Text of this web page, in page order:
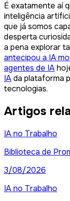
É exatamente aí
inteligência
que já somos
desperta
a pena explorar
antecipou a IA
agentes de IA
IAda plataforma
tecnologias.
Artigos
IA no Trabalho
Biblioteca de
3/08/2026
IA no Trabalho